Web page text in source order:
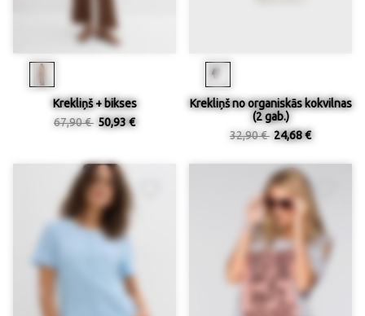
Krekliņš + bikses
67,90 € 50,93 €
Krekliņš no organiskās kokvilnas
(2 gab.)
32,90 € 24,68 €